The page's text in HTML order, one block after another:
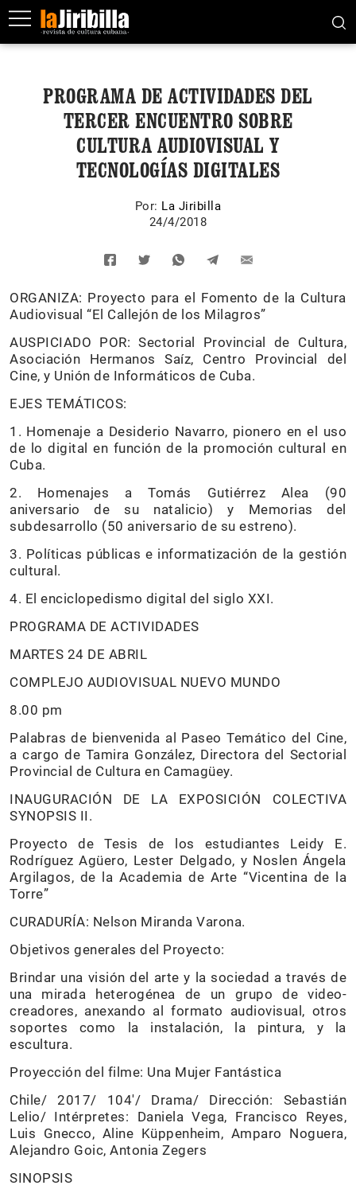
PROGRAMA DE ACTIVIDADES DEL
TERCER ENCUENTRO SOBRE
CULTURA AUDIOVISUAL Y
TECNOLOGÍAS DIGITALES
Por: La Jiribilla
24/4/2018
ORGANIZA: Proyecto para el Fomento de la Cultura
Audiovisual “El Callejón de los Milagros”
AUSPICIADO POR: Sectorial Provincial de Cultura,
Asociación Hermanos Saíz, Centro Provincial del
Cine, y Unión de Informáticos de Cuba.
EJES TEMÁTICOS:
1. Homenaje a Desiderio Navarro, pionero en el uso
de lo digital en función de la promoción cultural en
Cuba.
2. Homenajes a Tomás Gutiérrez Alea (90
aniversario de su natalicio) y Memorias del
subdesarrollo (50 aniversario de su estreno).
3. Políticas públicas e informatización de la gestión
cultural.
4. El enciclopedismo digital del siglo XXI.
PROGRAMA DE ACTIVIDADES
MARTES 24 DE ABRIL
COMPLEJO AUDIOVISUAL NUEVO MUNDO
8.00 pm
Palabras de bienvenida al Paseo Temático del Cine,
a cargo de Tamira González, Directora del Sectorial
Provincial de Cultura en Camagüey.
INAUGURACIÓN DE LA EXPOSICIÓN COLECTIVA
SYNOPSIS II.
Proyecto de Tesis de los estudiantes Leidy E.
Rodríguez Agüero, Lester Delgado, y Noslen Ángela
Argilagos, de la Academia de Arte “Vicentina de la
Torre”
CURADURÍA: Nelson Miranda Varona.
Objetivos generales del Proyecto:
Brindar una visión del arte y la sociedad a través de
una mirada heterogénea de un grupo de video-
creadores, anexando al formato audiovisual, otros
soportes como la instalación, la pintura, y la
escultura.
Proyección del filme: Una Mujer Fantástica
Chile/ 2017/ 104'/ Drama/ Dirección: Sebastián
Lelio/ Intérpretes: Daniela Vega, Francisco Reyes,
Luis Gnecco, Aline Küppenheim, Amparo Noguera,
Alejandro Goic, Antonia Zegers
SINOPSIS